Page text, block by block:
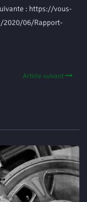
: https://vous-
2020/06/Rapport-
Article suivant